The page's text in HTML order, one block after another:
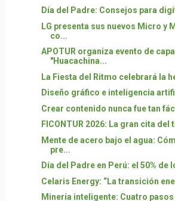
Día del Padre: Consejos para
LG presenta sus nuevos Micro y
co...
APOTUR organiza evento de
"Huacachina...
La Fiesta del Ritmo celebrará la
Diseño gráfico e inteligencia
Crear contenido nunca fue tan
FICONTUR 2026: La gran cita
Mente de acero bajo el agua:
pre...
Día del Padre en Perú: el 50% de
Celaris Energy: “La transición
Minería inteligente: Cuatro